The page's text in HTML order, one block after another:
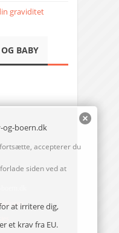
graviditet
BABY
og-boern.dk
accepterer du
siden ved at
at irritere dig,
et krav fra EU.